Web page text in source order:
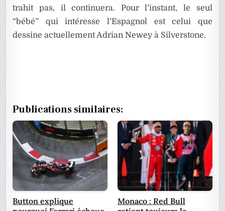
trahit pas, il continuera. Pour l’instant, le seul
“bébé” qui intéresse l’Espagnol est celui que
dessine actuellement Adrian Newey à Silverstone.
Publications similaires:
Button explique
Monaco : Red Bull